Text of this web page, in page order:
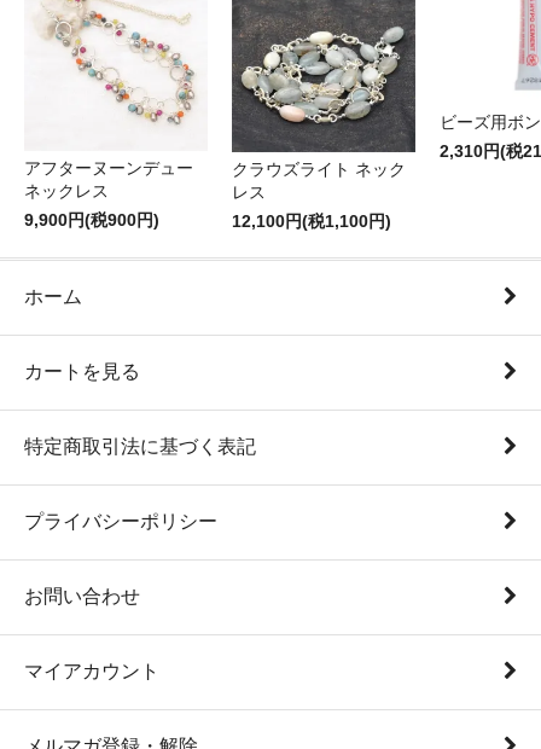
アフターヌーンデュー
ネックレス
9,900円(税900円)
クラウズライト ネック
レス
12,100円(税1,100円)
ビーズ用ボ
2,310円(税
ホーム
カートを見る
特定商取引法に基づく表記
プライバシーポリシー
お問い合わせ
マイアカウント